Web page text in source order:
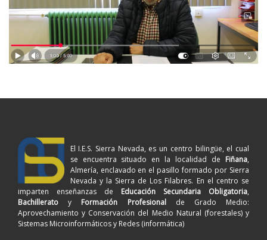
El I.E.S. Sierra Nevada, es un centro bilingüe, el cual
se encuentra situado en la localidad de Fiñana,
Almería, enclavado en el pasillo formado por Sierra
Nevada y la Sierra de Los Filabres. En el centro se
imparten enseñanzas de Educación Secundaria Obligatoria,
Bachillerato y Formación Profesionalde Grado Medio:
Aprovechamiento y Conservación del Medio Natural (forestales) y
Sistemas Microinformáticos y Redes (informática)